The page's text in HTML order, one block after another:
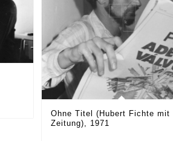
Ohne Titel (Hubert Fichte mit
Zeitung), 1971